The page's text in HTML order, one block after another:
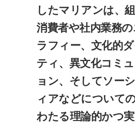
したマリアンは、組
消費者や社内業務
ラフィー、文化的
ティ、異文化コミ
ョン、そしてソー
ィアなどについて
わたる理論的かつ